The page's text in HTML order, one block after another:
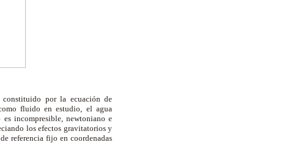
constituido por la ecuación de
fluido en estudio, el agua
incompresible, newtoniano e
los efectos gravitatorios y
referencia fijo en coordenadas